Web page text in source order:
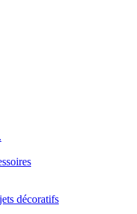
décoratifs